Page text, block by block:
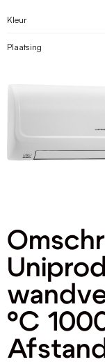
Kleur
Plaatsing
°C